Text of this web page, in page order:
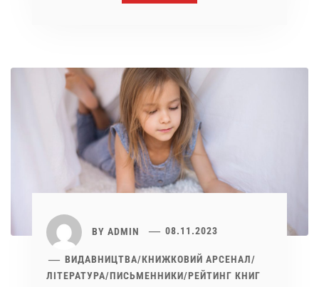
BY ADMIN 08.11.2023
ВИДАВНИЦТВА/КНИЖКОВИЙ АРСЕНАЛ/
ЛІТЕРАТУРА/ПИСЬМЕННИКИ/РЕЙТИНГ КНИГ